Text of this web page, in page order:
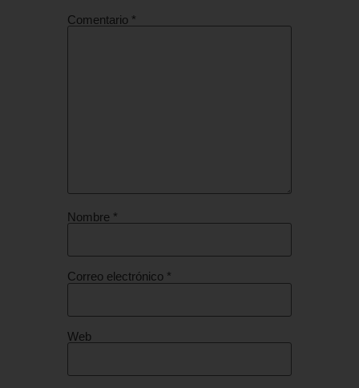
Comentario *
Nombre *
Correo electrónico *
Web